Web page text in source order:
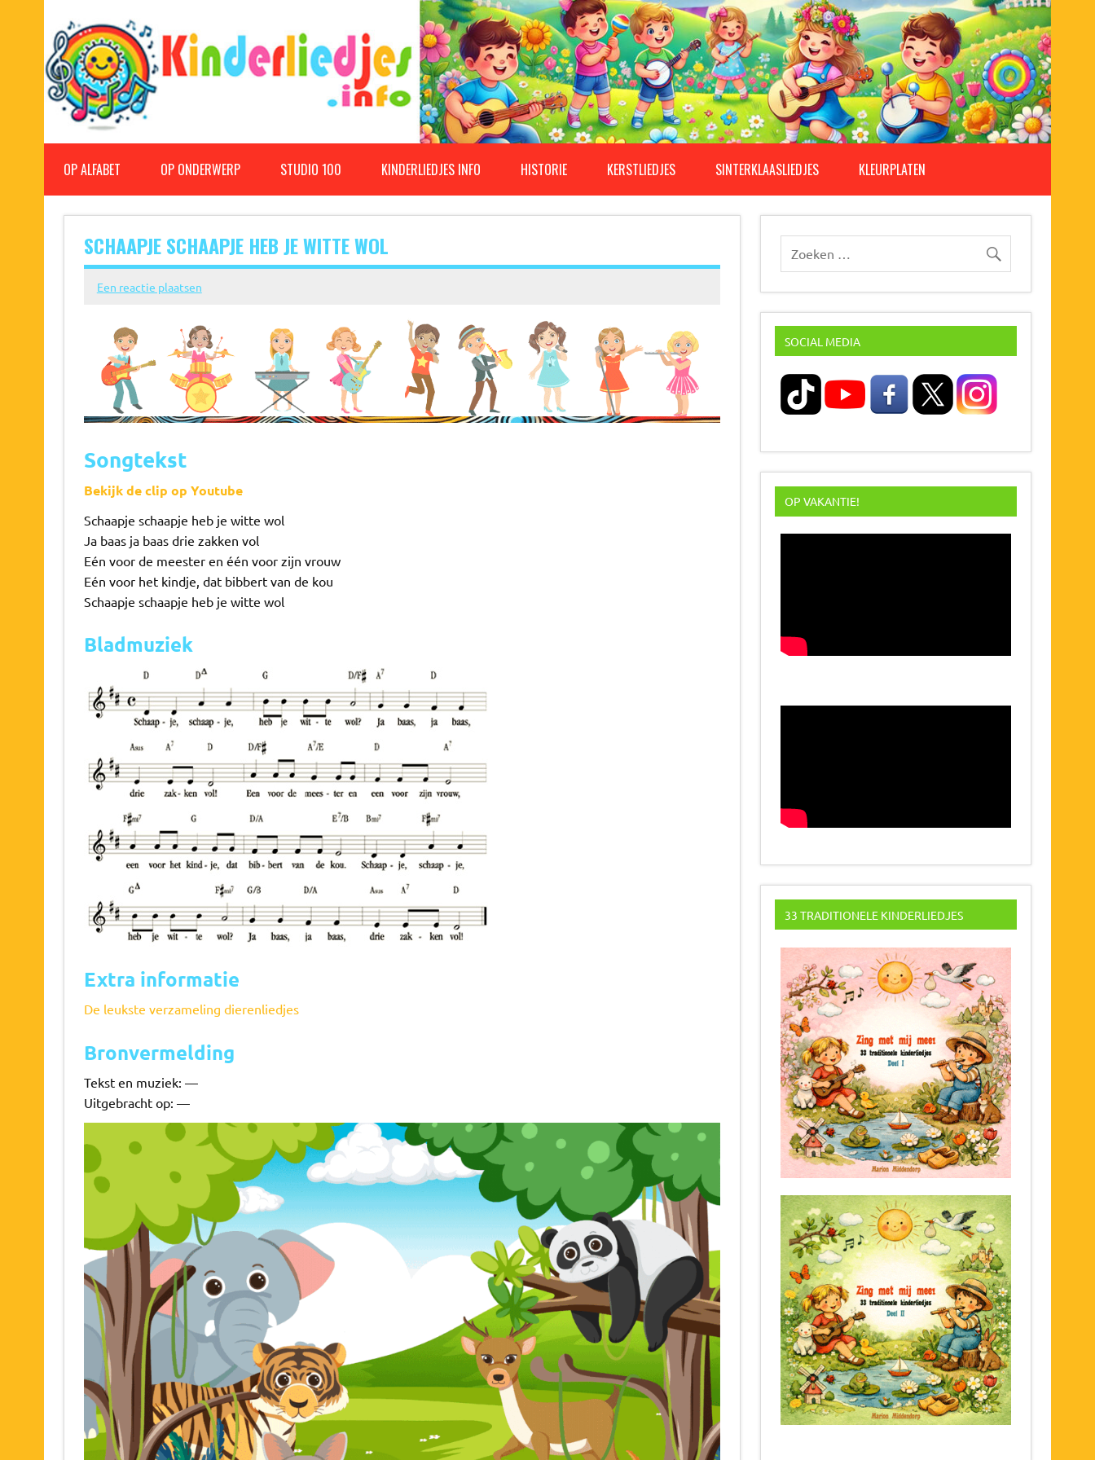
Kinderliedjes
OP ALFABET OP ONDERWERP STUDIO 100 KINDERLIEDJES INFO HISTORIE KERSTLIEDJES SINTERKLAASLIEDJES KLEURPLATEN
SCHAAPJE SCHAAPJE HEB JE WITTE WOL
Een reactie plaatsen
Songtekst
Bekijk de clip op Youtube
Schaapje schaapje heb je witte wol
Ja baas ja baas drie zakken vol
Eén voor de meester en één voor zijn vrouw
Eén voor het kindje, dat bibbert van de kou
Schaapje schaapje heb je witte wol
Bladmuziek
Extra informatie
De leukste verzameling dierenliedjes
Bronvermelding
Tekst en muziek: —
Uitgebracht op: —
SOCIAL MEDIA
OP VAKANTIE!
33 TRADITIONELE KINDERLIEDJES